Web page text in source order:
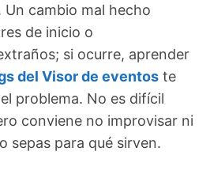
Un cambio mal hecho
de inicio o
si ocurre, aprender
del Visor de eventos te
problema. No es difícil
conviene no improvisar ni
sepas para qué sirven.